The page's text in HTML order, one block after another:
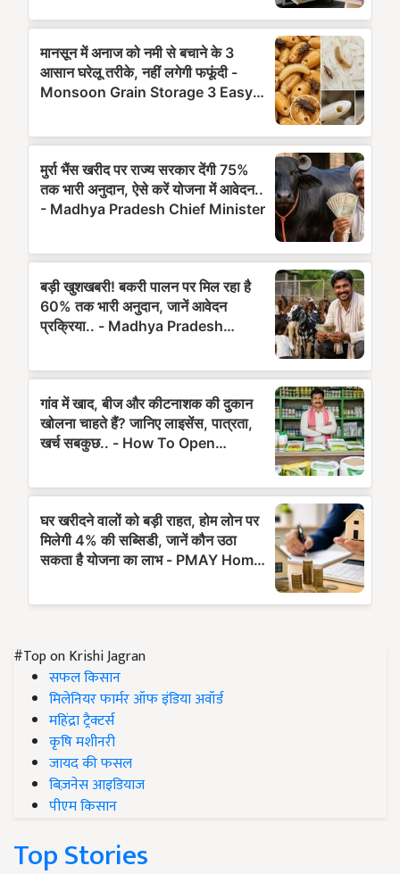
#Top on Krishi Jagran
सफल किसान
मिलेनियर फार्मर ऑफ इंडिया अवॉर्ड
महिंद्रा ट्रैक्टर्स
कृषि मशीनरी
जायद की फसल
बिज़नेस आइडियाज
पीएम किसान
Top Stories